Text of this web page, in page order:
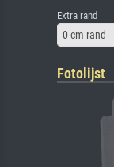
Extra rand
0 cm rand
Fotolijst